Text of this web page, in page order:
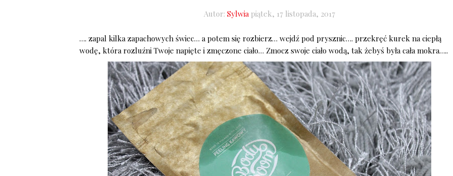
Autor:Sylwia piątek, 17 listopada, 2017
…. zapal kilka zapachowych świec… a potem się rozbierz… wejdź pod prysznic…. przekręć kurek na ciepłą
wodę, która rozluźni Twoje napięte i zmęczone ciało… Zmocz swoje ciało wodą, tak żebyś była cała mokra…..